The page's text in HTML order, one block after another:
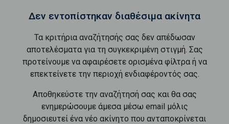
Δεν εντοπίστηκαν διαθέσιμα ακίνητα
Τα κριτήρια αναζήτησής σας δεν απέδωσαν
αποτελέσματα για τη συγκεκριμένη στιγμή. Σας
προτείνουμε να αφαιρέσετε ορισμένα φίλτρα ή να
επεκτείνετε την περιοχή ενδιαφέροντός σας.
Αποθηκεύστε την αναζήτησή σας και θα σας
ενημερώσουμε άμεσα μέσω email μόλις
δημοσιευτεί ένα νέο ακίνητο που ανταποκρίνεται